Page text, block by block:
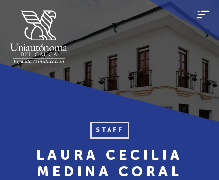
STAFF
LAURA CECILIA
MEDINA CORAL